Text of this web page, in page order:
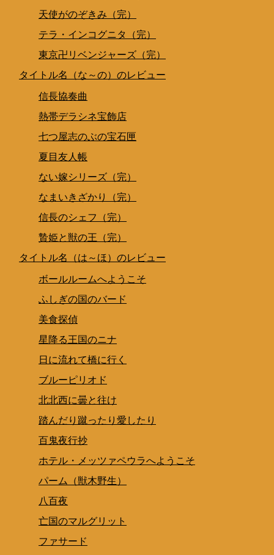
天使がのぞきみ（完）
テラ・インコグニタ（完）
東京卍リベンジャーズ（完）
タイトル名（な～の）のレビュー
信長協奏曲
熱帯デラシネ宝飾店
七つ屋志のぶの宝石匣
夏目友人帳
ない嫁シリーズ（完）
なまいきざかり（完）
信長のシェフ（完）
贄姫と獣の王（完）
タイトル名（は～ほ）のレビュー
ボールルームへようこそ
ふしぎの国のバード
美食探偵
星降る王国のニナ
日に流れて橋に行く
ブルーピリオド
北北西に曇と往け
踏んだり蹴ったり愛したり
百鬼夜行抄
ホテル・メッツァペウラへようこそ
パーム（獣木野生）
八百夜
亡国のマルグリット
ファサード